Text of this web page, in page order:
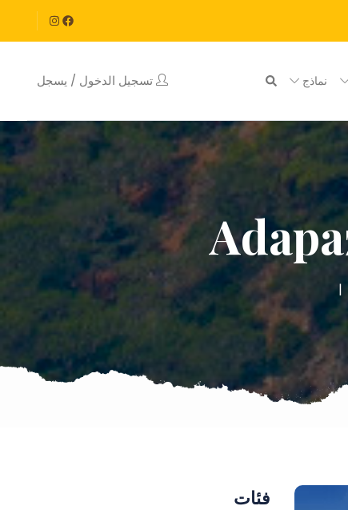
نماذج تسجيل الدخول / يسجل
فئات